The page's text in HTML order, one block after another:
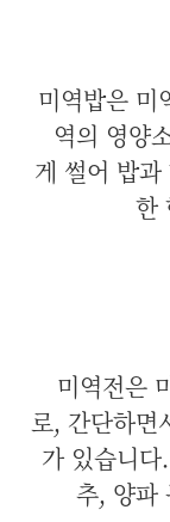
미역밥은 미
역의 영양
게 썰어 밥
한
미역전은
로, 간단하면
가 있습니
추, 양파